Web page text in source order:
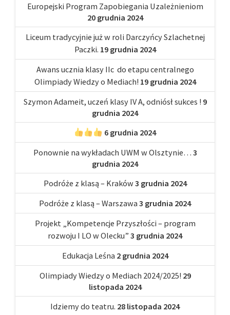
Europejski Program Zapobiegania Uzależnieniom
20 grudnia 2024
Liceum tradycyjnie już w roli Darczyńcy Szlachetnej
Paczki. 19 grudnia 2024
Awans ucznia klasy IIc do etapu centralnego
Olimpiady Wiedzy o Mediach! 19 grudnia 2024
Szymon Adameit, uczeń klasy IV A, odniósł sukces ! 9
grudnia 2024
6 grudnia 2024
Ponownie na wykładach UWM w Olsztynie… 3
grudnia 2024
Podróże z klasą – Kraków 3 grudnia 2024
Podróże z klasą – Warszawa 3 grudnia 2024
Projekt „Kompetencje Przyszłości – program
rozwoju I LO w Olecku” 3 grudnia 2024
Edukacja Leśna 2 grudnia 2024
Olimpiady Wiedzy o Mediach 2024/2025! 29
listopada 2024
Idziemy do teatru. 28 listopada 2024